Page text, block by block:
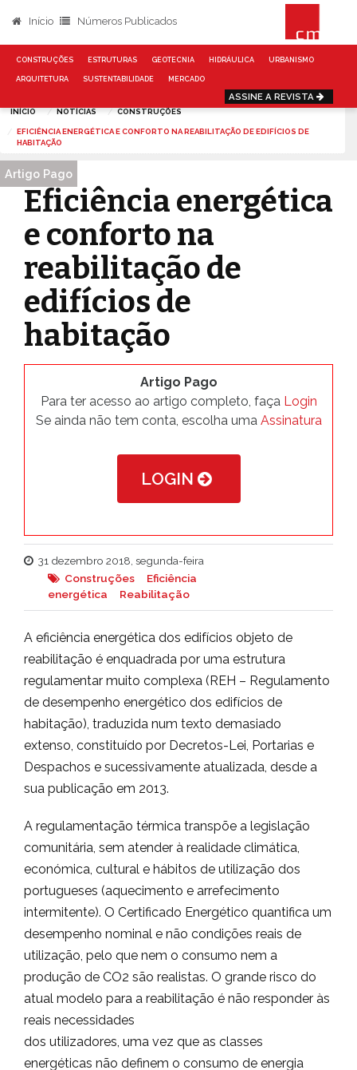
Início Números Publicados
CONSTRUÇÕES ESTRUTURAS GEOTECNIA HIDRÁULICA URBANISMO
ARQUITETURA SUSTENTABILIDADE MERCADO
ASSINE A REVISTA
INÍCIO NOTÍCIAS CONSTRUÇÕES
EFICIÊNCIA ENERGÉTICA E CONFORTO NA REABILITAÇÃO DE EDIFÍCIOS DE
HABITAÇÃO
Eficiência energética
e conforto na
reabilitação de
edifícios de
habitação
Artigo Pago
Artigo Pago
Para ter acesso ao artigo completo, faça Login
Se ainda não tem conta, escolha uma Assinatura
LOGIN
31 dezembro 2018, segunda-feira
Construções
Eficiência
energética
Reabilitação
A eficiência energética dos edifícios objeto de
reabilitação é enquadrada por uma estrutura
regulamentar muito complexa (REH – Regulamento
de desempenho energético dos edifícios de
habitação), traduzida num texto demasiado
extenso, constituído por Decretos-Lei, Portarias e
Despachos e sucessivamente atualizada, desde a
sua publicação em 2013.
A regulamentação térmica transpõe a legislação
comunitária, sem atender à realidade climática,
económica, cultural e hábitos de utilização dos
portugueses (aquecimento e arrefecimento
intermitente). O Certificado Energético quantifica um
desempenho nominal e não condições reais de
utilização, pelo que nem o consumo nem a
produção de CO2 são realistas. O grande risco do
atual modelo para a reabilitação é não responder às
reais necessidades
dos utilizadores, uma vez que as classes
energéticas não definem o consumo de energia
Artigo Pago